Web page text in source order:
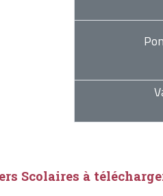
Scolaires à